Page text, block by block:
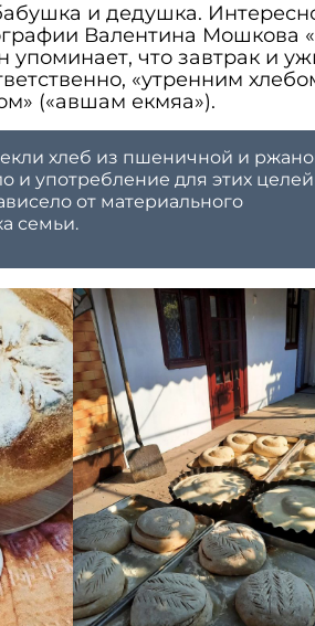
и дедушка.
Валентина Мошкова
упоминает, что завтрак и
«утренним
(«авшам екмяа»).
хлеб из пшеничной и
и употребление для этих целей
от материального
семьи.